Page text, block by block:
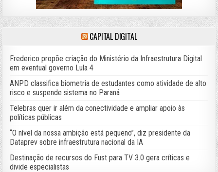
CAPITAL DIGITAL
Frederico propõe criação do Ministério da Infraestrutura Digital
em eventual governo Lula 4
ANPD classifica biometria de estudantes como atividade de alto
risco e suspende sistema no Paraná
Telebras quer ir além da conectividade e ampliar apoio às
políticas públicas
“O nível da nossa ambição está pequeno”, diz presidente da
Dataprev sobre infraestrutura nacional da IA
Destinação de recursos do Fust para TV 3.0 gera críticas e
divide especialistas